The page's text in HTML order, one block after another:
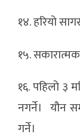
१४. हरियो
१५. सकारात्मक
१६. पहिलो ३
नगर्ने। यौन
गर्ने।